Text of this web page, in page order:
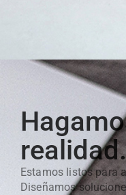
realidad.
Estamos listos para
Diseñamos